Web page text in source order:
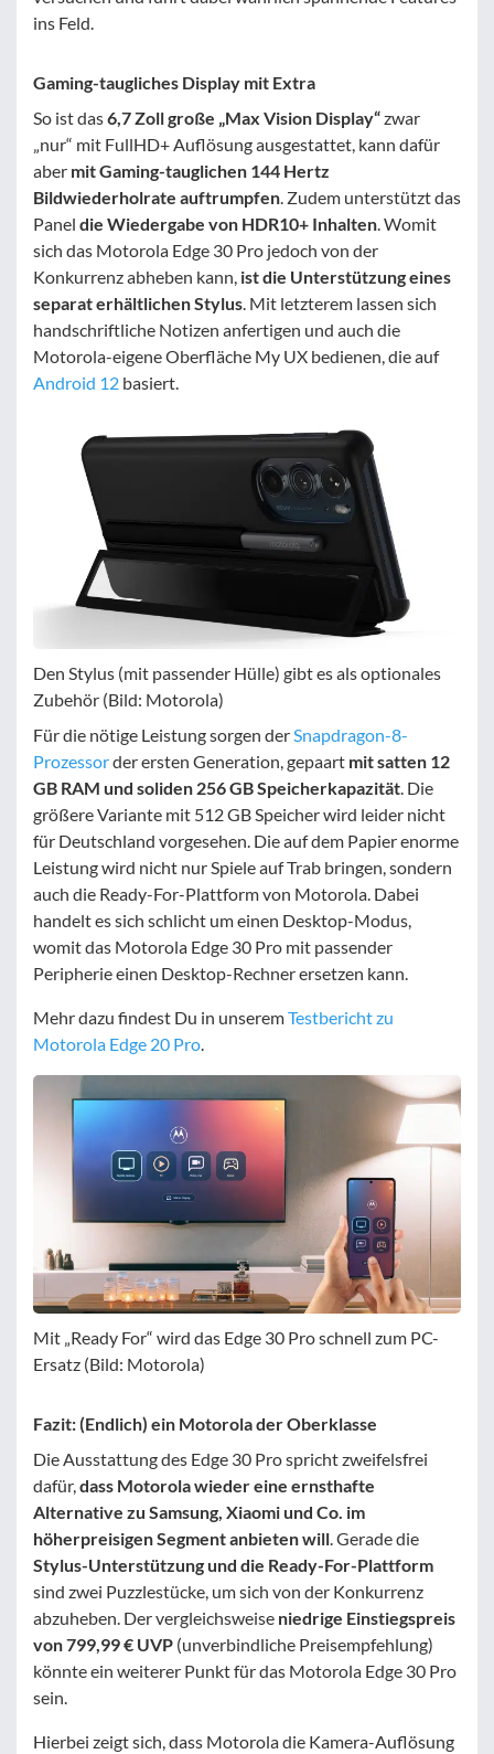
ins Feld.
Gaming-taugliches Display mit Extra
So ist das6,7 Zoll große „Max Vision Display“zwar
„nur“ mit FullHD+ Auflösung ausgestattet, kann dafür
aber mit Gaming-tauglichen 144 Hertz
Bildwiederholrate auftrumpfen . Zudem unterstützt das
Panel die Wiedergabe von HDR10+ Inhalten . Womit
sich das Motorola Edge 30 Pro jedoch von der
Konkurrenz abheben kann, ist die Unterstützung eines
separat erhältlichen Stylus . Mit letzterem lassen sich
handschriftliche Notizen anfertigen und auch die
Motorola-eigene Oberfläche My UX bedienen, die auf
Android 12 basiert.
Den Stylus (mit passender Hülle) gibt es als optionales
Zubehör (Bild: Motorola)
Für die nötige Leistung sorgen derSnapdragon-8-
Prozessorder ersten Generation, gepaart mit satten 12
GB RAM und soliden 256 GB Speicherkapazität. Die
größere Variante mit 512 GB Speicher wird leider nicht
für Deutschland vorgesehen. Die auf dem Papier enorme
Leistung wird nicht nur Spiele auf Trab bringen, sondern
auch die Ready-For-Plattform von Motorola. Dabei
handelt es sich schlicht um einen Desktop-Modus,
womit das Motorola Edge 30 Pro mit passender
Peripherie einen Desktop-Rechner ersetzen kann.
Mehr dazu findest Du in unseremTestbericht zu
Motorola Edge 20 Pro.
Mit „Ready For“ wird das Edge 30 Pro schnell zum PC-
Ersatz (Bild: Motorola)
Fazit: (Endlich) ein Motorola der Oberklasse
Die Ausstattung des Edge 30 Pro spricht zweifelsfrei
dafür,dass Motorola wieder eine ernsthafte
Alternative zu Samsung, Xiaomi und Co. im
höherpreisigen Segment anbieten will. Gerade die
Stylus-Unterstützung und die Ready-For-Plattform
sind zwei Puzzlestücke, um sich von der Konkurrenz
abzuheben. Der vergleichsweise niedrige Einstiegspreis
von 799,99 € UVP (unverbindliche Preisempfehlung)
könnte ein weiterer Punkt für das Motorola Edge 30 Pro
sein.
Hierbei zeigt sich, dass Motorola die Kamera-Auflösung